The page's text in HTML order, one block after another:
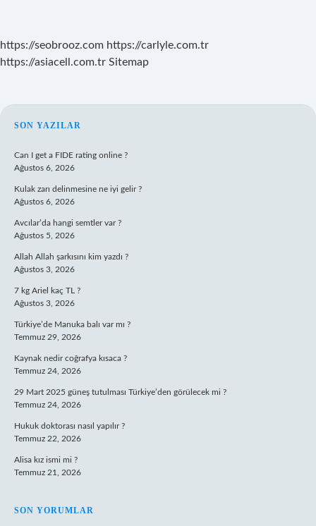
https://seobrooz.com https://carlyle.com.tr
https://asiacell.com.tr Sitemap
SIDEBAR
SON YAZILAR
Can I get a FIDE rating online ?
Ağustos 6, 2026
Kulak zarı delinmesine ne iyi gelir ?
Ağustos 6, 2026
Avcılar’da hangi semtler var ?
Ağustos 5, 2026
Allah Allah şarkısını kim yazdı ?
Ağustos 3, 2026
7 kg Ariel kaç TL ?
Ağustos 3, 2026
Türkiye’de Manuka balı var mı ?
Temmuz 29, 2026
Kaynak nedir coğrafya kısaca ?
Temmuz 24, 2026
29 Mart 2025 güneş tutulması Türkiye’den görülecek mi ?
Temmuz 24, 2026
Hukuk doktorası nasıl yapılır ?
Temmuz 22, 2026
Alisa kız ismi mi ?
Temmuz 21, 2026
SON YORUMLAR